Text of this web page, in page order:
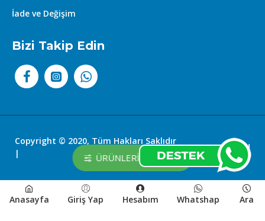
İade ve Değişim
Bizi Takip Edin
Copyright © 2020, Tüm Hakları Saklıdır
|
Kozmetikland
Anasayfa Giriş Yap Hesabım Whatshap Ara
ÜRÜNLERI FILTRELE